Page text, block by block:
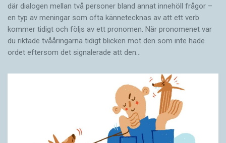
där dialogen mellan två personer bland annat innehöll frågor –
en typ av meningar som ofta kännetecknas av att ett verb
kommer tidigt och följs av ett pronomen. När pronomenet var
du riktade tvååringarna tidigt blicken mot den som inte hade
ordet eftersom det ­signalerade att den…